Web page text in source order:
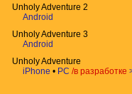
Unholy Adventure 2
Android
Unholy Adventure 3
Android
Unholy Adventure
iPhone • PC /в разработке